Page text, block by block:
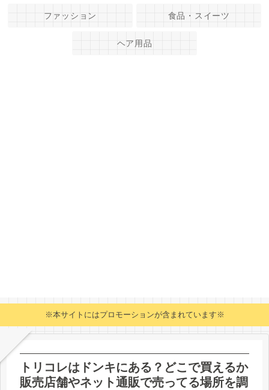
ファッション 食品・スイーツ
ヘア用品
※本サイトにはプロモーションが含まれています※
トリコレはドンキにある？どこで買えるか
販売店舗やネット通販で売ってる場所を調